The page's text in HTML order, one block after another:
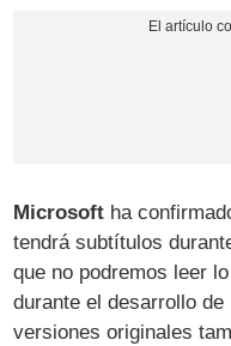
Microsoft ha
tendrá subtítulos
que no podremos leer
durante el desarrollo
versiones originales